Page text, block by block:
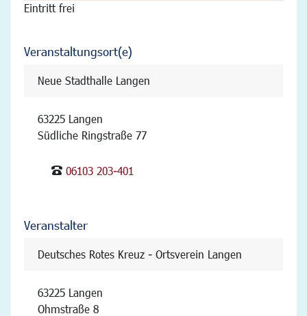
Eintritt frei
Veranstaltungsort(e)
Neue Stadthalle Langen
63225 Langen
Südliche Ringstraße 77
06103 203-401
Veranstalter
Deutsches Rotes Kreuz - Ortsverein Langen
63225 Langen
Ohmstraße 8